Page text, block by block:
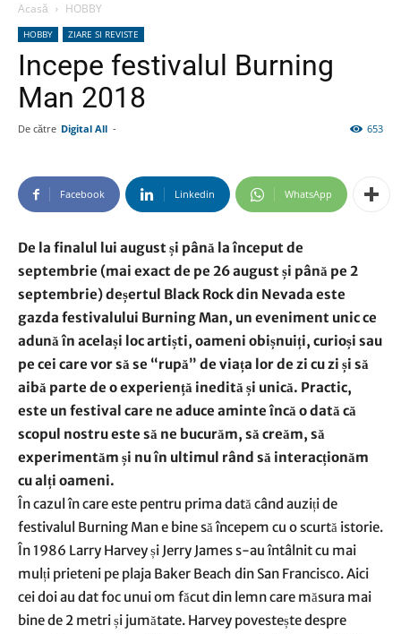
Acasă HOBBY
HOBBY ZIARE SI REVISTE
Incepe festivalul Burning
Man 2018
De către Digital All - 653
Facebook Linkedin WhatsApp
De la finalul lui august și până la început de
septembrie (mai exact de pe 26 august și până pe 2
septembrie) deșertul Black Rock din Nevada este
gazda festivalului Burning Man, un eveniment unic ce
adună în același loc artiști, oameni obișnuiți, curioși sau
pe cei care vor să se “rupă” de viața lor de zi cu zi și să
aibă parte de o experiență inedită și unică. Practic,
este un festival care ne aduce aminte încă o dată că
scopul nostru este să ne bucurăm, să creăm, să
experimentăm și nu în ultimul rând să interacționăm
cu alți oameni.
În cazul în care este pentru prima dată când auziți de
festivalul Burning Man e bine să începem cu o scurtă istorie.
În 1986 Larry Harvey și Jerry James s-au întâlnit cu mai
mulți prieteni pe plaja Baker Beach din San Francisco. Aici
cei doi au dat foc unui om făcut din lemn care măsura mai
bine de 2 metri și jumătate. Harvey povestește despre